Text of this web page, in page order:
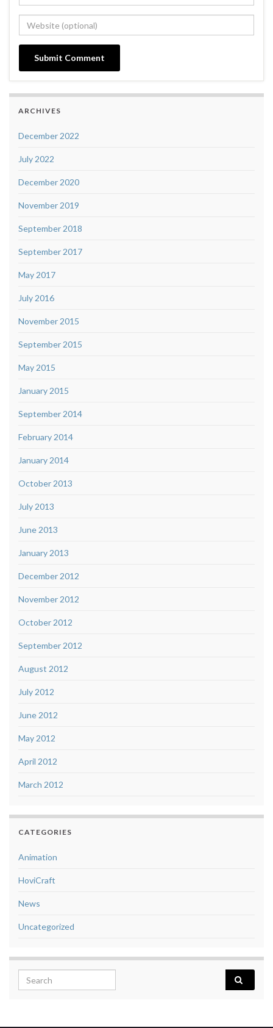
ARCHIVES
December 2022
July 2022
December 2020
November 2019
September 2018
September 2017
May 2017
July 2016
November 2015
September 2015
May 2015
January 2015
September 2014
February 2014
January 2014
October 2013
July 2013
June 2013
January 2013
December 2012
November 2012
October 2012
September 2012
August 2012
July 2012
June 2012
May 2012
April 2012
March 2012
CATEGORIES
Animation
HoviCraft
News
Uncategorized
Search for: